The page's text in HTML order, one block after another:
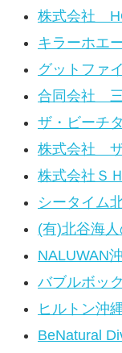
株式会社
キラーホエ
グットファ
合同会社
ザ・ビーチ
株式会社 ザ
株式会社Ｓ
シータイム
(有)北谷海
NALUWAN
バブルボッ
ヒルトン沖
BeNatural